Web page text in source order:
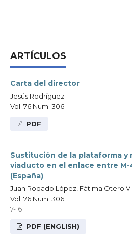
ARTÍCULOS
Carta del director
Jesús Rodríguez
Vol. 76 Num. 306
PDF
Sustitución de la plataforma y
viaducto en el enlace entre
(España)
Juan Rodado López, Fátima Otero
Vol. 76 Num. 306
7-16
PDF (ENGLISH)